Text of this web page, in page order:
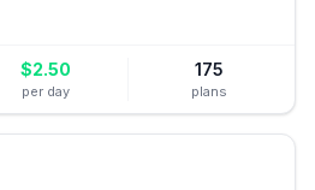
$2.50
per day
175
plans